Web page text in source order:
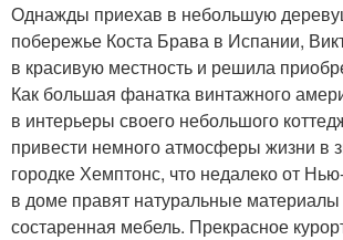
Однажды приехав в небольшую
побережье Коста Брава в Испании,
в красивую местность и решила
Как большая фанатка винтажного
в интерьеры своего небольшого
привести немного атмосферы жизни в
городке Хемптонс, что недалеко от
в доме правят натуральные материалы
состаренная мебель. Прекрасное